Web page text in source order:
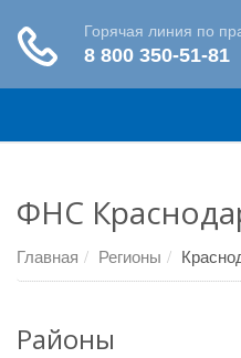
ФНС
Главная Регионы
Районы